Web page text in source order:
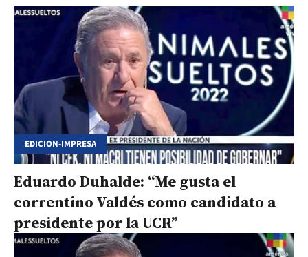
EDICION-IMPRESA
Eduardo Duhalde: “Me gusta el
correntino Valdés como candidato a
presidente por la UCR”